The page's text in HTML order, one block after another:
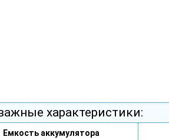
характеристики:
Емкость аккумулятора